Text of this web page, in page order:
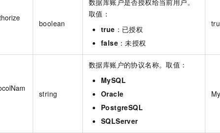
boolean
取值：
true ：已授权
false ：未授权
string
数据库账户的协议名称。取值：
MySQL
Oracle
PostgreSQL
SQLServer